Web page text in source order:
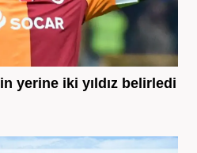
yerine iki yıldız belirledi